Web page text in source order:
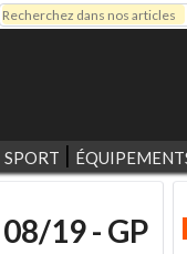
Formulaire de
Rechercher
SPORT
08/19 - GP